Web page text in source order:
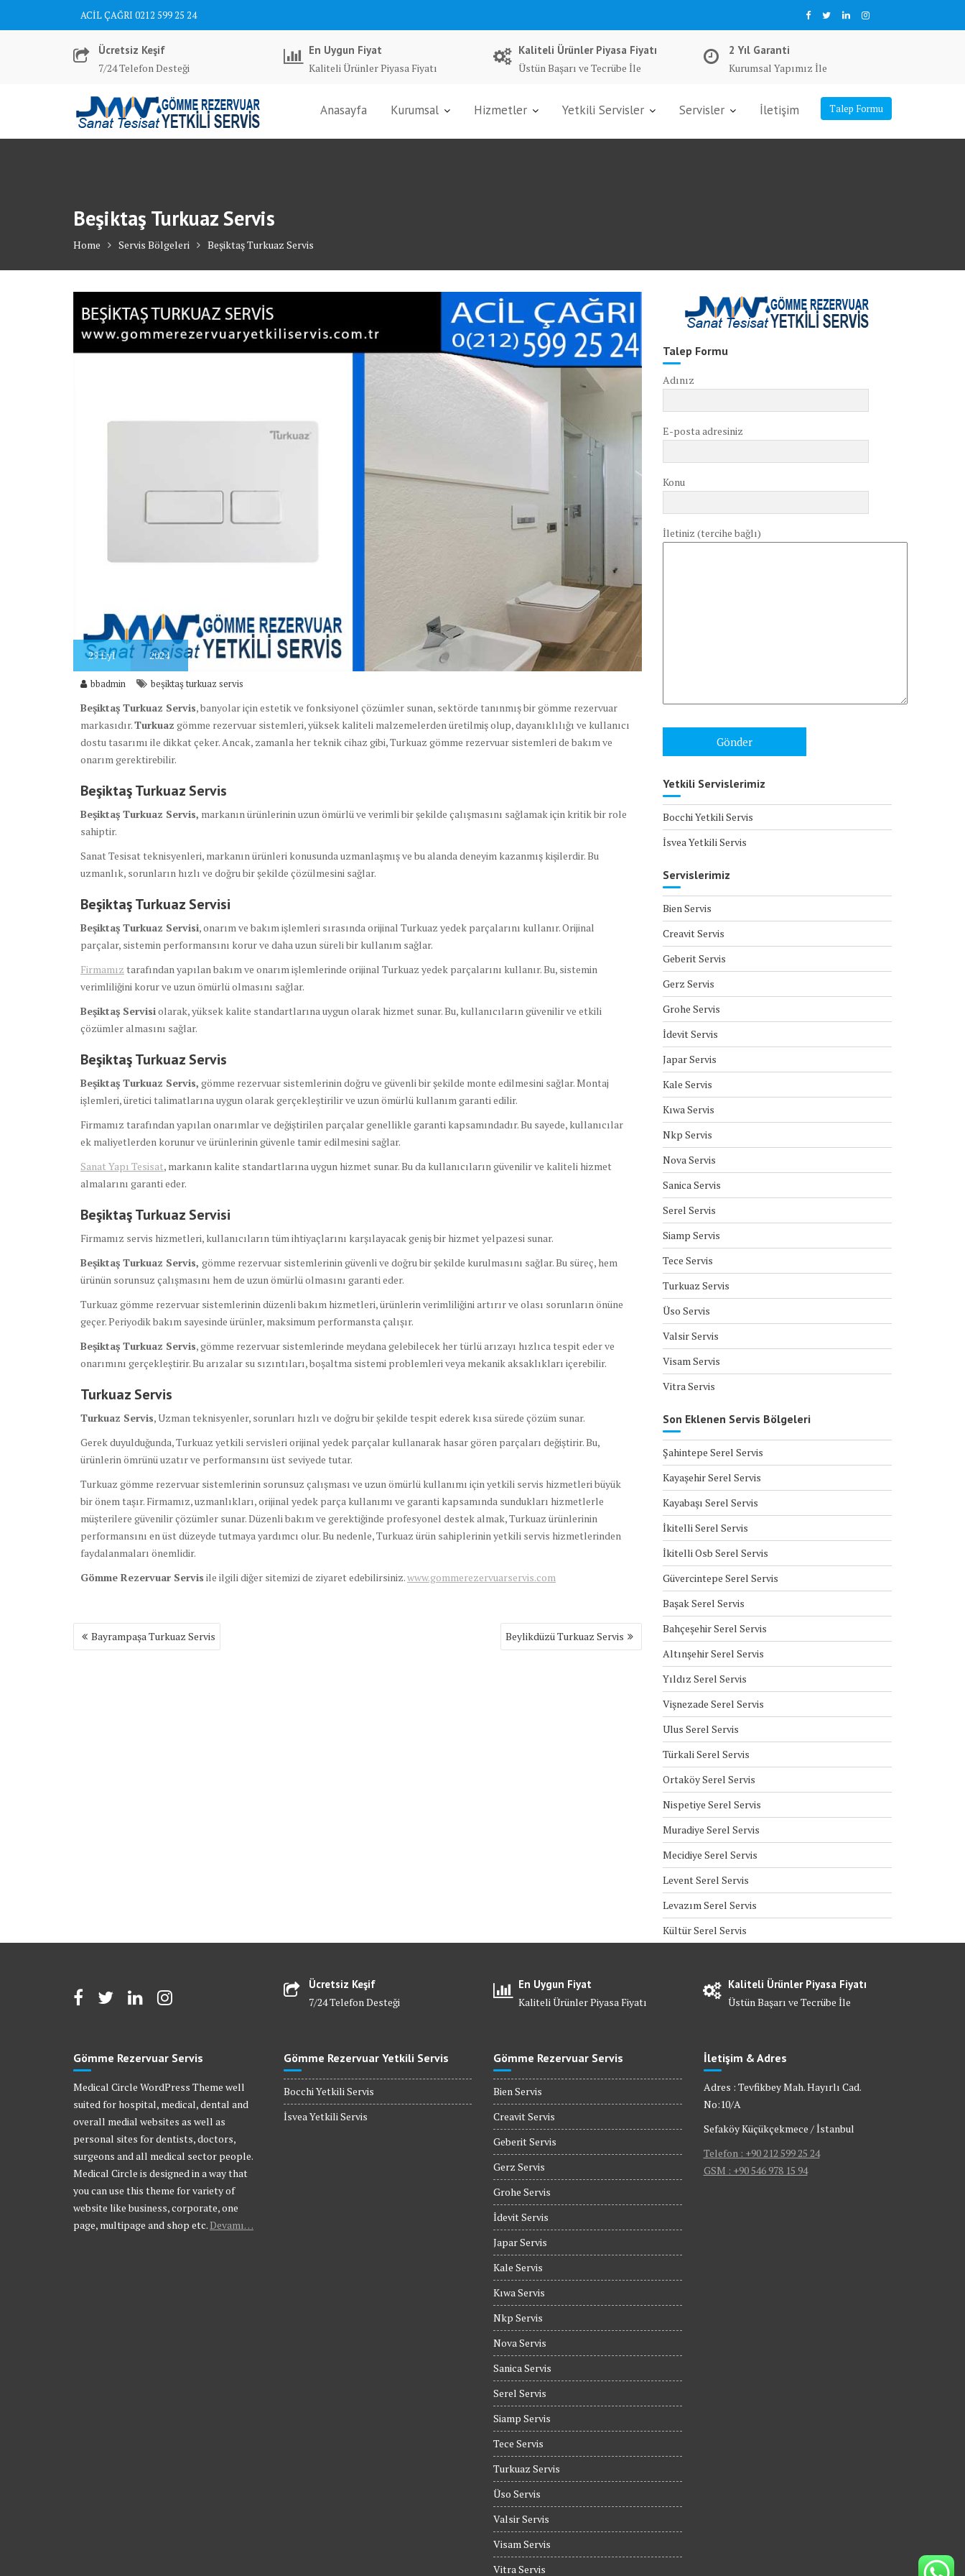
ACİL ÇAĞRI 0212 599 25 24
Ücretsiz Keşif
7/24 Telefon Desteği
En Uygun Fiyat
Kaliteli Ürünler Piyasa Fiyatı
Kaliteli Ürünler Piyasa Fiyatı
Üstün Başarı ve Tecrübe İle
2 Yıl Garanti
Kurumsal Yapımız İle
Talep Formu
Anasayfa Kurumsal Hizmetler Yetkili Servisler Servisler İletişim
Beşiktaş Turkuaz Servis
Home Servis Bölgeleri Beşiktaş Turkuaz Servis
29Eyl 2024
bbadmin beşiktaş turkuaz servis
Beşiktaş Turkuaz Servis, banyolar için estetik ve fonksiyonel çözümler sunan, sektörde tanınmış bir gömme rezervuar
markasıdır.Turkuaz gömme rezervuar sistemleri, yüksek kaliteli malzemelerden üretilmiş olup, dayanıklılığı ve kullanıcı
dostu tasarımı ile dikkat çeker. Ancak, zamanla her teknik cihaz gibi, Turkuaz gömme rezervuar sistemleri de bakım ve
onarım gerektirebilir.
Beşiktaş Turkuaz Servis
Beşiktaş Turkuaz Servis, markanın ürünlerinin uzun ömürlü ve verimli bir şekilde çalışmasını sağlamak için kritik bir role
sahiptir.
Sanat Tesisat teknisyenleri, markanın ürünleri konusunda uzmanlaşmış ve bu alanda deneyim kazanmış kişilerdir. Bu
uzmanlık, sorunların hızlı ve doğru bir şekilde çözülmesini sağlar.
Beşiktaş Turkuaz Servisi
Beşiktaş Turkuaz Servisi, onarım ve bakım işlemleri sırasında orijinal Turkuaz yedek parçalarını kullanır. Orijinal
parçalar, sistemin performansını korur ve daha uzun süreli bir kullanım sağlar.
Firmamız tarafından yapılan bakım ve onarım işlemlerinde orijinal Turkuaz yedek parçalarını kullanır. Bu, sistemin
verimliliğini korur ve uzun ömürlü olmasını sağlar.
Beşiktaş Servisiolarak, yüksek kalite standartlarına uygun olarak hizmet sunar. Bu, kullanıcıların güvenilir ve etkili
çözümler almasını sağlar.
Beşiktaş Turkuaz Servis
Beşiktaş Turkuaz Servis, gömme rezervuar sistemlerinin doğru ve güvenli bir şekilde monte edilmesini sağlar. Montaj
işlemleri, üretici talimatlarına uygun olarak gerçekleştirilir ve uzun ömürlü kullanım garanti edilir.
Firmamız tarafından yapılan onarımlar ve değiştirilen parçalar genellikle garanti kapsamındadır. Bu sayede, kullanıcılar
ek maliyetlerden korunur ve ürünlerinin güvenle tamir edilmesini sağlar.
Sanat Yapı Tesisat, markanın kalite standartlarına uygun hizmet sunar. Bu da kullanıcıların güvenilir ve kaliteli hizmet
almalarını garanti eder.
Beşiktaş Turkuaz Servisi
Firmamız servis hizmetleri, kullanıcıların tüm ihtiyaçlarını karşılayacak geniş bir hizmet yelpazesi sunar.
Beşiktaş Turkuaz Servis, gömme rezervuar sistemlerinin güvenli ve doğru bir şekilde kurulmasını sağlar. Bu süreç, hem
ürünün sorunsuz çalışmasını hem de uzun ömürlü olmasını garanti eder.
Turkuaz gömme rezervuar sistemlerinin düzenli bakım hizmetleri, ürünlerin verimliliğini artırır ve olası sorunların önüne
geçer. Periyodik bakım sayesinde ürünler, maksimum performansta çalışır.
Beşiktaş Turkuaz Servis, gömme rezervuar sistemlerinde meydana gelebilecek her türlü arızayı hızlıca tespit eder ve
onarımını gerçekleştirir. Bu arızalar su sızıntıları, boşaltma sistemi problemleri veya mekanik aksaklıkları içerebilir.
Turkuaz Servis
Turkuaz Servis, Uzman teknisyenler, sorunları hızlı ve doğru bir şekilde tespit ederek kısa sürede çözüm sunar.
Gerek duyulduğunda, Turkuaz yetkili servisleri orijinal yedek parçalar kullanarak hasar gören parçaları değiştirir. Bu,
ürünlerin ömrünü uzatır ve performansını üst seviyede tutar.
Turkuaz gömme rezervuar sistemlerinin sorunsuz çalışması ve uzun ömürlü kullanımı için yetkili servis hizmetleri büyük
bir önem taşır. Firmamız, uzmanlıkları, orijinal yedek parça kullanımı ve garanti kapsamında sundukları hizmetlerle
müşterilere güvenilir çözümler sunar. Düzenli bakım ve gerektiğinde profesyonel destek almak, Turkuaz ürünlerinin
performansını en üst düzeyde tutmaya yardımcı olur. Bu nedenle, Turkuaz ürün sahiplerinin yetkili servis hizmetlerinden
faydalanmaları önemlidir.
Gömme Rezervuar Servis ile ilgili diğer sitemizi de ziyaret edebilirsiniz.www.gommerezervuarservis.com
Yazı
gezinmesi
Bayrampaşa Turkuaz Servis Beylikdüzü Turkuaz Servis
Talep Formu
Adınız
E-posta adresiniz
Konu
İletiniz (tercihe bağlı)
Yetkili Servislerimiz
Bocchi Yetkili Servis
İsvea Yetkili Servis
Servislerimiz
Bien Servis
Creavit Servis
Geberit Servis
Gerz Servis
Grohe Servis
İdevit Servis
Japar Servis
Kale Servis
Kıwa Servis
Nkp Servis
Nova Servis
Sanica Servis
Serel Servis
Siamp Servis
Tece Servis
Turkuaz Servis
Üso Servis
Valsir Servis
Visam Servis
Vitra Servis
Son Eklenen Servis Bölgeleri
Şahintepe Serel Servis
Kayaşehir Serel Servis
Kayabaşı Serel Servis
İkitelli Serel Servis
İkitelli Osb Serel Servis
Güvercintepe Serel Servis
Başak Serel Servis
Bahçeşehir Serel Servis
Altınşehir Serel Servis
Yıldız Serel Servis
Vişnezade Serel Servis
Ulus Serel Servis
Türkali Serel Servis
Ortaköy Serel Servis
Nispetiye Serel Servis
Muradiye Serel Servis
Mecidiye Serel Servis
Levent Serel Servis
Levazım Serel Servis
Kültür Serel Servis
Ücretsiz Keşif
7/24 Telefon Desteği
En Uygun Fiyat
Kaliteli Ürünler Piyasa Fiyatı
Kaliteli Ürünler Piyasa Fiyatı
Üstün Başarı ve Tecrübe İle
Gömme Rezervuar Servis
Medical Circle WordPress Theme well
suited for hospital, medical, dental and
overall medial websites as well as
personal sites for dentists, doctors,
surgeons and all medical sector people.
Medical Circle is designed in a way that
you can use this theme for variety of
website like business, corporate, one
page, multipage and shop etc.Devamı…
Gömme Rezervuar Yetkili Servis
Bocchi Yetkili Servis
İsvea Yetkili Servis
Gömme Rezervuar Servis
Bien Servis
Creavit Servis
Geberit Servis
Gerz Servis
Grohe Servis
İdevit Servis
Japar Servis
Kale Servis
Kıwa Servis
Nkp Servis
Nova Servis
Sanica Servis
Serel Servis
Siamp Servis
Tece Servis
Turkuaz Servis
Üso Servis
Valsir Servis
Visam Servis
Vitra Servis
İletişim & Adres
Adres : Tevfikbey Mah. Hayırlı Cad.
No:10/A
Sefaköy Küçükçekmece / İstanbul
Telefon : +90 212 599 25 24
GSM : +90 546 978 15 94